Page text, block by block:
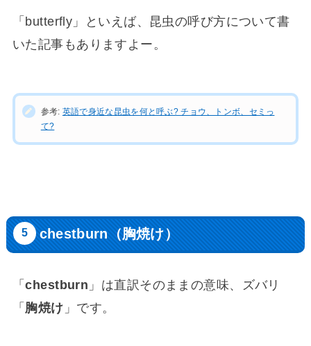
「butterfly」といえば、昆虫の呼び方について書
いた記事もありますよー。
参考: 英語で身近な昆虫を何と呼ぶ? チョウ、トンボ、セミっ
て?
chestburn（胸焼け）
「chestburn 」は直訳そのままの意味、ズバリ
「 胸焼け 」です。